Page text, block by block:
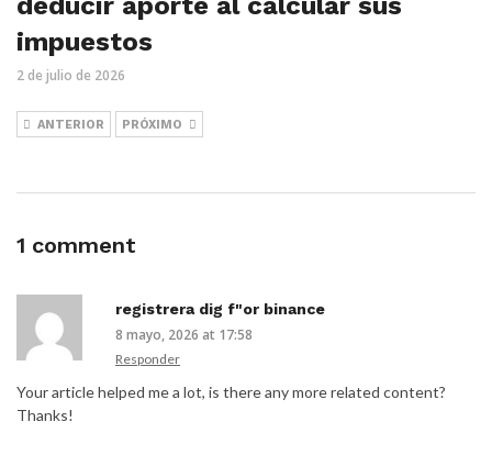
impuestos
2 de julio de 2026
ANTERIOR PRÓXIMO
1 comment
registrera dig f"or binance
8 mayo, 2026 at 17:58
Responder
Your article helped me a lot, is there any more related content?
Thanks!